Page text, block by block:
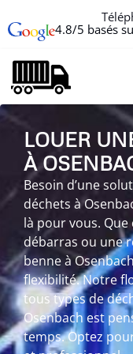
4.8/5 basés
LOUER
À
Besoin d’une
déchets à
là pour vous.
débarras ou une
benne à
flexibilité. Notre
tous types de
Osenbach est
temps. Optez